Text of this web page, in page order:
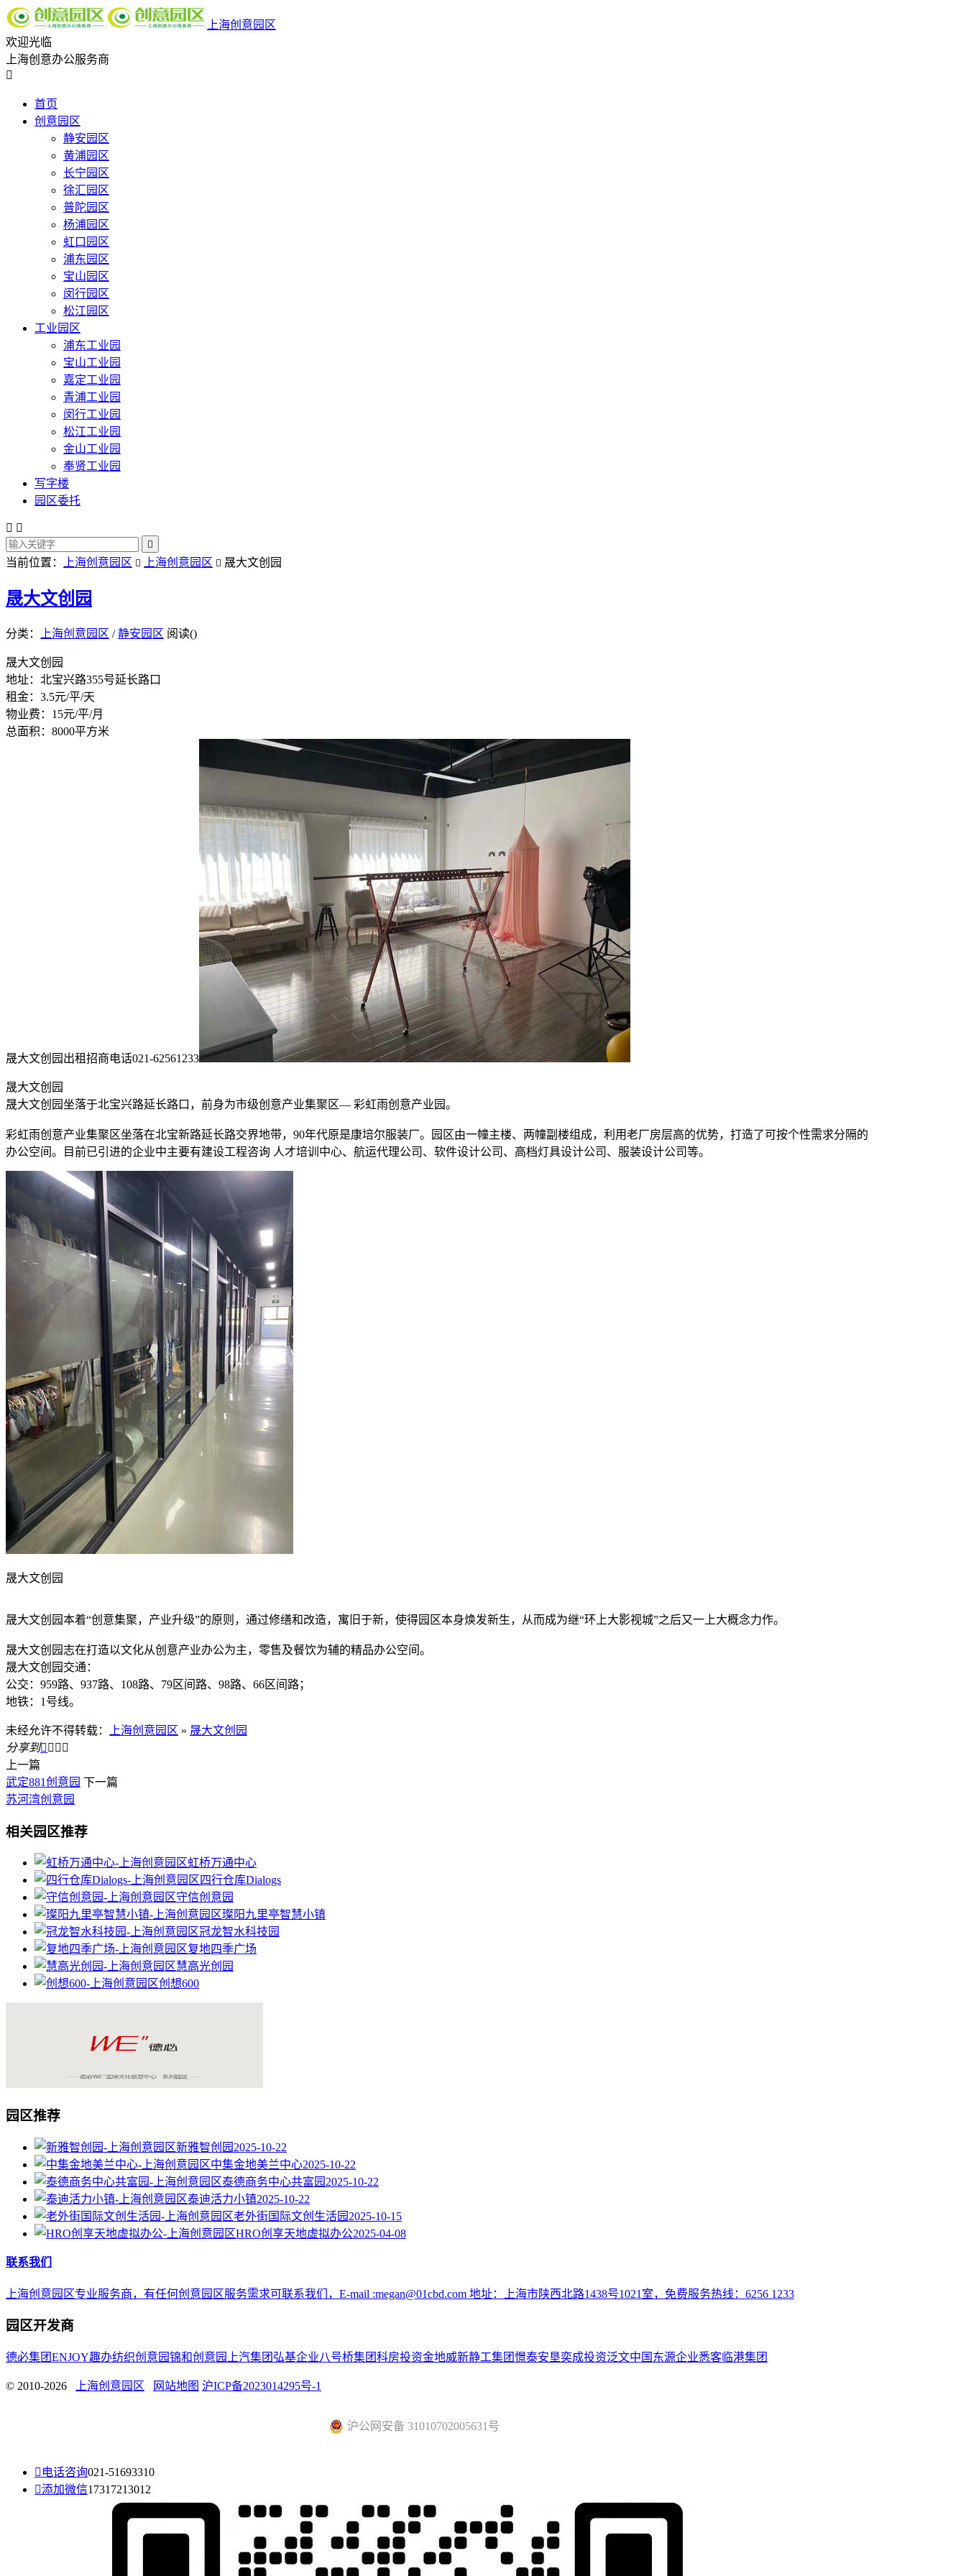
上海创意园区
欢迎光临
上海创意办公服务商

首页
创意园区
静安园区
黄浦园区
长宁园区
徐汇园区
普陀园区
杨浦园区
虹口园区
浦东园区
宝山园区
闵行园区
松江园区
工业园区
浦东工业园
宝山工业园
嘉定工业园
青浦工业园
闵行工业园
松江工业园
金山工业园
奉贤工业园
写字楼
园区委托
 

当前位置： 上海创意园区  上海创意园区  晟大文创园
晟大文创园
分类： 上海创意园区 /静安园区 阅读()
晟大文创园
地址：北宝兴路355号延长路口
租金：3.5元/平/天
物业费：15元/平/月
总面积：8000平方米
晟大文创园出租招商电话021-62561233
晟大文创园
晟大文创园坐落于北宝兴路延长路口，前身为市级创意产业集聚区— 彩虹雨创意产业园。
彩虹雨创意产业集聚区坐落在北宝新路延长路交界地带，90年代原是康培尔服装厂。园区由一幢主楼、两幢副楼组成，利用老厂房层高的优势，打造了可按个性需求分隔的
办公空间。目前已引进的企业中主要有建设工程咨询 人才培训中心、航运代理公司、软件设计公司、高档灯具设计公司、服装设计公司等。
晟大文创园
晟大文创园本着“创意集聚，产业升级”的原则，通过修缮和改造，寓旧于新，使得园区本身焕发新生，从而成为继“环上大影视城”之后又一上大概念力作。
晟大文创园志在打造以文化从创意产业办公为主，零售及餐饮为辅的精品办公空间。
晟大文创园交通：
公交：959路、937路、108路、79区间路、98路、66区间路；
地铁：1号线。
未经允许不得转载： 上海创意园区 » 晟大文创园
分享到   
上一篇
武定881创意园 下一篇
苏河湾创意园
相关园区推荐
虹桥万通中心
四行仓库Dialogs
守信创意园
璨阳九里亭智慧小镇
冠龙智水科技园
复地四季广场
慧高光创园
创想600
园区推荐
新雅智创园 2025-10-22
中集金地美兰中心2025-10-22
泰德商务中心共富园 2025-10-22
泰迪活力小镇2025-10-22
老外街国际文创生活园 2025-10-15
HRO创享天地虚拟办公2025-04-08
联系我们
上海创意园区专业服务商，有任何创意园区服务需求可联系我们，E-mail :megan@01cbd.com 地址：上海市陕西北路1438号1021室，免费服务热线：6256 1233
园区开发商
德必集团ENJOY趣办纺织创意园锦和创意园 上汽集团 弘基企业八号桥集团科房投资金地威新静工集团憬泰安垦奕成投资泛文中国 东源企业悉客 临港集团
© 2010-2026 上海创意园区 网站地图 沪ICP备2023014295号-1
沪公网安备 31010702005631号
 电话咨询021-51693310
添加微信17317213012